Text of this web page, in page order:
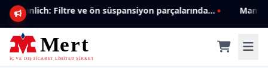
Mannlich: Filtre ve ön süspansiyon parçalarında genişleyen ürün yelpazesiyle kalite ve güven.